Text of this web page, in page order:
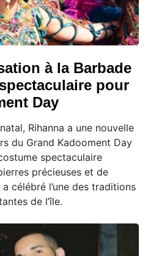
à la Barbade
pour
Day
Rihanna a une nouvelle
du Grand Kadooment Day
spectaculaire
précieuses et de
célébré l’une des traditions
de l’île.